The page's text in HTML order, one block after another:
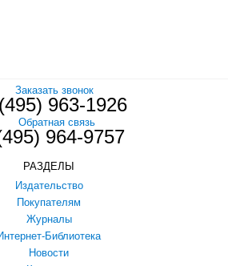
Заказать звонок
963-1926
Обратная связь
964-9757
РАЗДЕЛЫ
Издательство
Покупателям
Журналы
Библиотека
Новости